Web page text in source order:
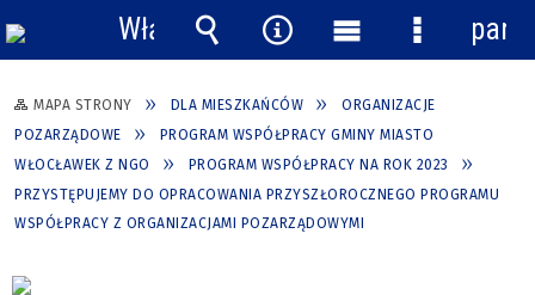
MAPA STRONY DLA MIESZKAŃCÓW
ORGANIZACJE
POZARZĄDOWE
PROGRAM WSPÓŁPRACY GMINY MIASTO
WŁOCŁAWEK Z NGO
PROGRAM WSPÓŁPRACY NA ROK 2023
PRZYSTĘPUJEMY DO OPRACOWANIA PRZYSZŁOROCZNEGO PROGRAMU
WSPÓŁPRACY Z ORGANIZACJAMI POZARZĄDOWYMI
Włącz
powiadomienia
Wyszukiwarka
Narzędzia
Menu
główne
Menu
panel